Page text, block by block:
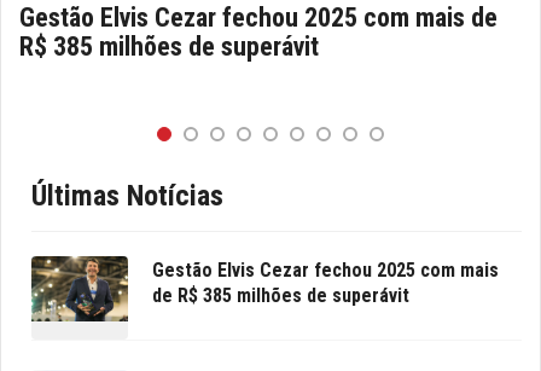
Gestão Elvis Cezar fechou 2025 com mais de
R$ 385 milhões de superávit
Últimas Notícias
Gestão Elvis Cezar fechou 2025 com mais
de R$ 385 milhões de superávit